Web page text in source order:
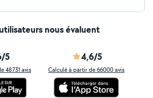
nous évaluent
5
48731 avis
4,6/5
Calculé à partir de 66000 avis